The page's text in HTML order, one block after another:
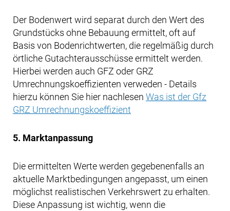
Der Bodenwert wird separat durch den Wert des
Grundstücks ohne Bebauung ermittelt, oft auf
Basis von Bodenrichtwerten, die regelmäßig durch
örtliche Gutachterausschüsse ermittelt werden.
Hierbei werden auch GFZ oder GRZ
Umrechnungskoeffizienten verweden - Details
hierzu können Sie hier nachlesen Was ist der Gfz
GRZ Umrechnungskoeffizient
5. Marktanpassung
Die ermittelten Werte werden gegebenenfalls an
aktuelle Marktbedingungen angepasst, um einen
möglichst realistischen Verkehrswert zu erhalten.
Diese Anpassung ist wichtig, wenn die